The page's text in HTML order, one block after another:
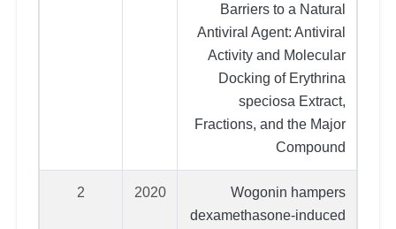
Barriers to a Natural
Antiviral Agent: Antiviral
Activity and Molecular
Docking of Erythrina
speciosa Extract,
Fractions, and the Major
Compound
Wogonin hampers
dexamethasone-induced
2020
2